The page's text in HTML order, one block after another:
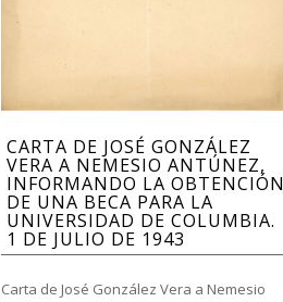
CARTA DE JOSÉ GONZÁLEZ
VERA A NEMESIO ANTÚNEZ,
INFORMANDO LA OBTENCIÓN
DE UNA BECA PARA LA
UNIVERSIDAD DE COLUMBIA.
1 DE JULIO DE 1943
Carta de José González Vera a Nemesio